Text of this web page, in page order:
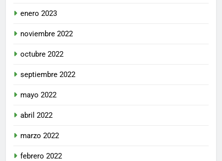
enero 2023
noviembre 2022
octubre 2022
septiembre 2022
mayo 2022
abril 2022
marzo 2022
febrero 2022